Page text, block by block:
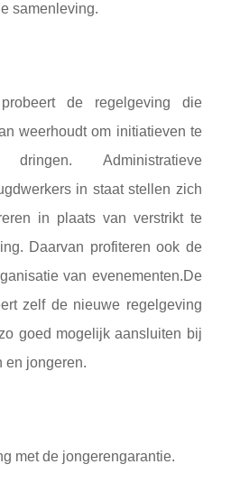
samenleving.
de regelgeving die
weerhoudt om initiatieven te
Administratieve
in staat stellen zich
in plaats van verstrikt te
Daarvan profiteren ook de
van evenementen.De
zelf de nieuwe regelgeving
goed mogelijk aansluiten bij
en jongeren.
met de jongerengarantie.